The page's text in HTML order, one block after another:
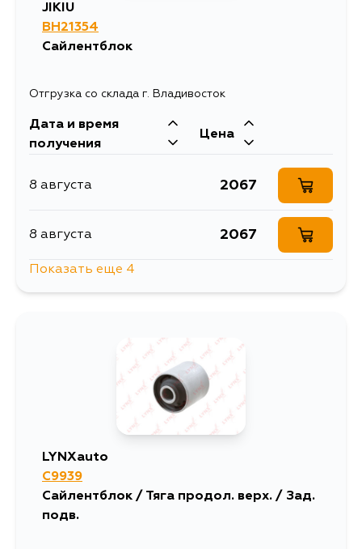
JIKIU
BH21354
Сайлентблок
Отгрузка со склада г. Владивосток
Дата и время
получения
Цена
8 августа 2067
8 августа 2067
2067
2067
Показать еще 4
LYNXauto
C9939
Сайлентблок / Тяга продол. верх. / Зад.
подв.